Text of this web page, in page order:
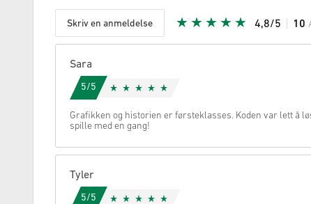
Skriv en anmeldelse 4,8/5 10
Avbryt
Sara
5/5
Grafikken og historien er førsteklasses. Koden var lett å
spille med en gang!
Tyler
5/5